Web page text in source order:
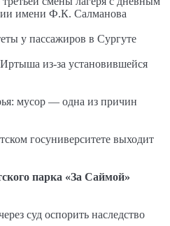
имени Ф.К. Салманова
у пассажиров в Сургуте
из-за установившейся
мусор — одна из причин
госуниверситете выходит
парка «За Саймой»
суд оспорить наследство